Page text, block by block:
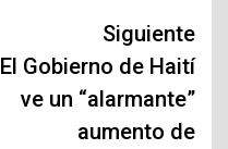
Siguiente
El Gobierno de Haití
ve un “alarmante”
aumento de